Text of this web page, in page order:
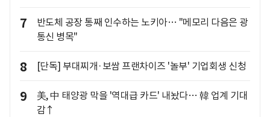
7
반도체 공장 통째 인수하는 노키아… "메모리 다음은 광
통신 병목"
8 [단독] 부대찌개·보쌈 프랜차이즈 '놀부' 기업회생 신청
9
美, 中 태양광 막을 '역대급 카드' 내놨다… 韓 업계 기대
감↑